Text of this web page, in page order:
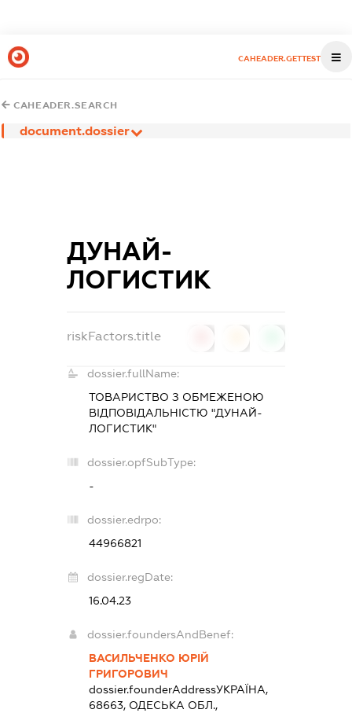
CAHEADER.GETTEST
CAHEADER.SEARCH
document.dossier
ДУНАЙ-
ЛОГИСТИК
riskFactors.title
dossier.fullName:
ТОВАРИСТВО З ОБМЕЖЕНОЮ
ВІДПОВІДАЛЬНІСТЮ "ДУНАЙ-
ЛОГИСТИК"
dossier.opfSubType:
-
dossier.edrpo:
44966821
dossier.regDate:
16.04.23
dossier.foundersAndBenef:
ВАСИЛЬЧЕНКО ЮРІЙ
ГРИГОРОВИЧ
dossier.founderAddressУКРАЇНА,
68663, ОДЕСЬКА ОБЛ.,